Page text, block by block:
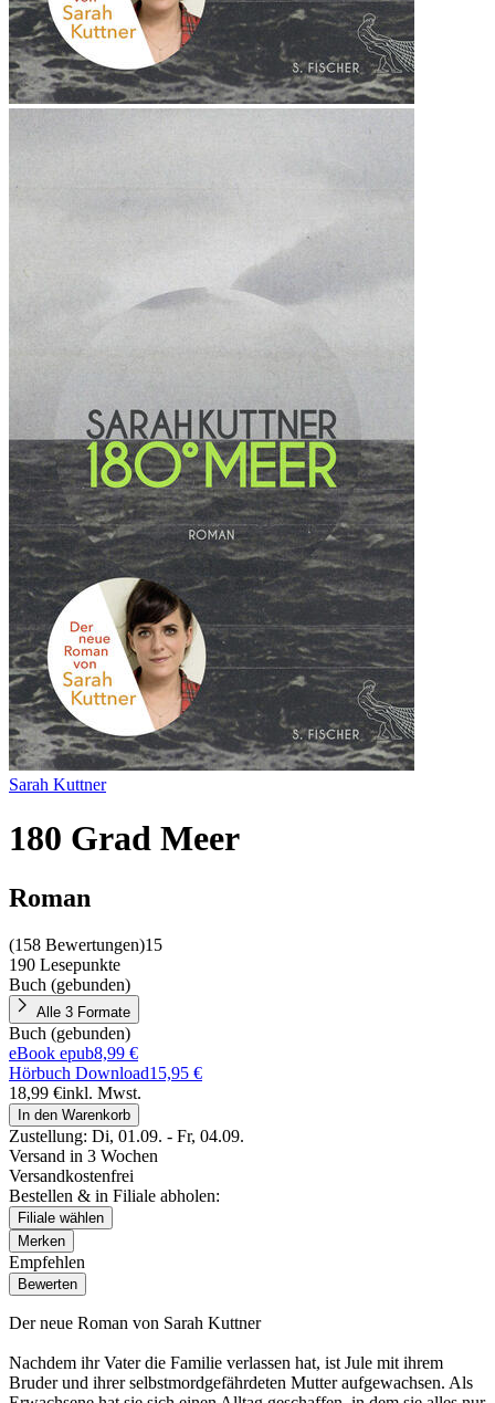
Sarah Kuttner
180 Grad Meer
Roman
(158 Bewertungen)15
190 Lesepunkte
Buch (gebunden)
Alle 3 Formate
Buch (gebunden)
eBook epub8,99 €
Hörbuch Download15,95 €
18,99 €inkl. Mwst.
In den Warenkorb
Zustellung: Di, 01.09. - Fr, 04.09.
Versand in 3 Wochen
Versandkostenfrei
Bestellen & in Filiale abholen:
Filiale wählen
Merken
Empfehlen
Bewerten
Der neue Roman von Sarah Kuttner
Nachdem ihr Vater die Familie verlassen hat, ist Jule mit ihrem
Bruder und ihrer selbstmordgefährdeten Mutter aufgewachsen. Als